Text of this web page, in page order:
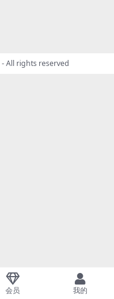
- All rights reserved
会员 我的